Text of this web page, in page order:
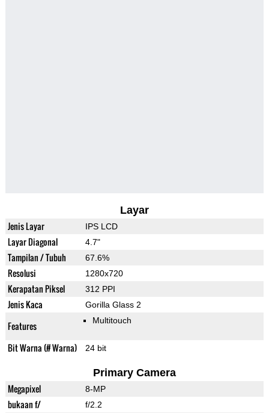
Layar
Jenis Layar IPS LCD
Layar Diagonal 4.7"
Tampilan / Tubuh 67.6%
Resolusi 1280x720
Kerapatan Piksel 312 PPI
Jenis Kaca Gorilla Glass 2
Features Multitouch
Bit Warna (# Warna) 24 bit
Primary Camera
Megapixel 8-MP
bukaan f/ f/2.2